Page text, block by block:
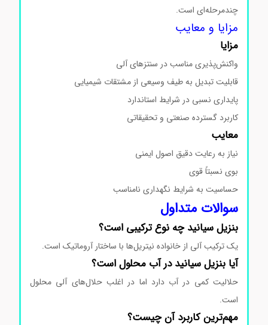
چندمرحله‌ای است.
مزایا و معایب
مزایا
واکنش‌پذیری مناسب در سنتزهای آلی
قابلیت تبدیل به طیف وسیعی از مشتقات شیمیایی
پایداری نسبی در شرایط استاندارد
کاربرد گسترده صنعتی و تحقیقاتی
معایب
نیاز به رعایت دقیق اصول ایمنی
بوی نسبتاً قوی
حساسیت به شرایط نگهداری نامناسب
سوالات متداول
بنزیل سیانید چه نوع ترکیبی است؟
یک ترکیب آلی از خانواده نیتریل‌ها با ساختار آروماتیک است.
آیا بنزیل سیانید در آب محلول است؟
حلالیت کمی در آب دارد اما در اغلب حلال‌های آلی محلول
است.
مهم‌ترین کاربرد آن چیست؟